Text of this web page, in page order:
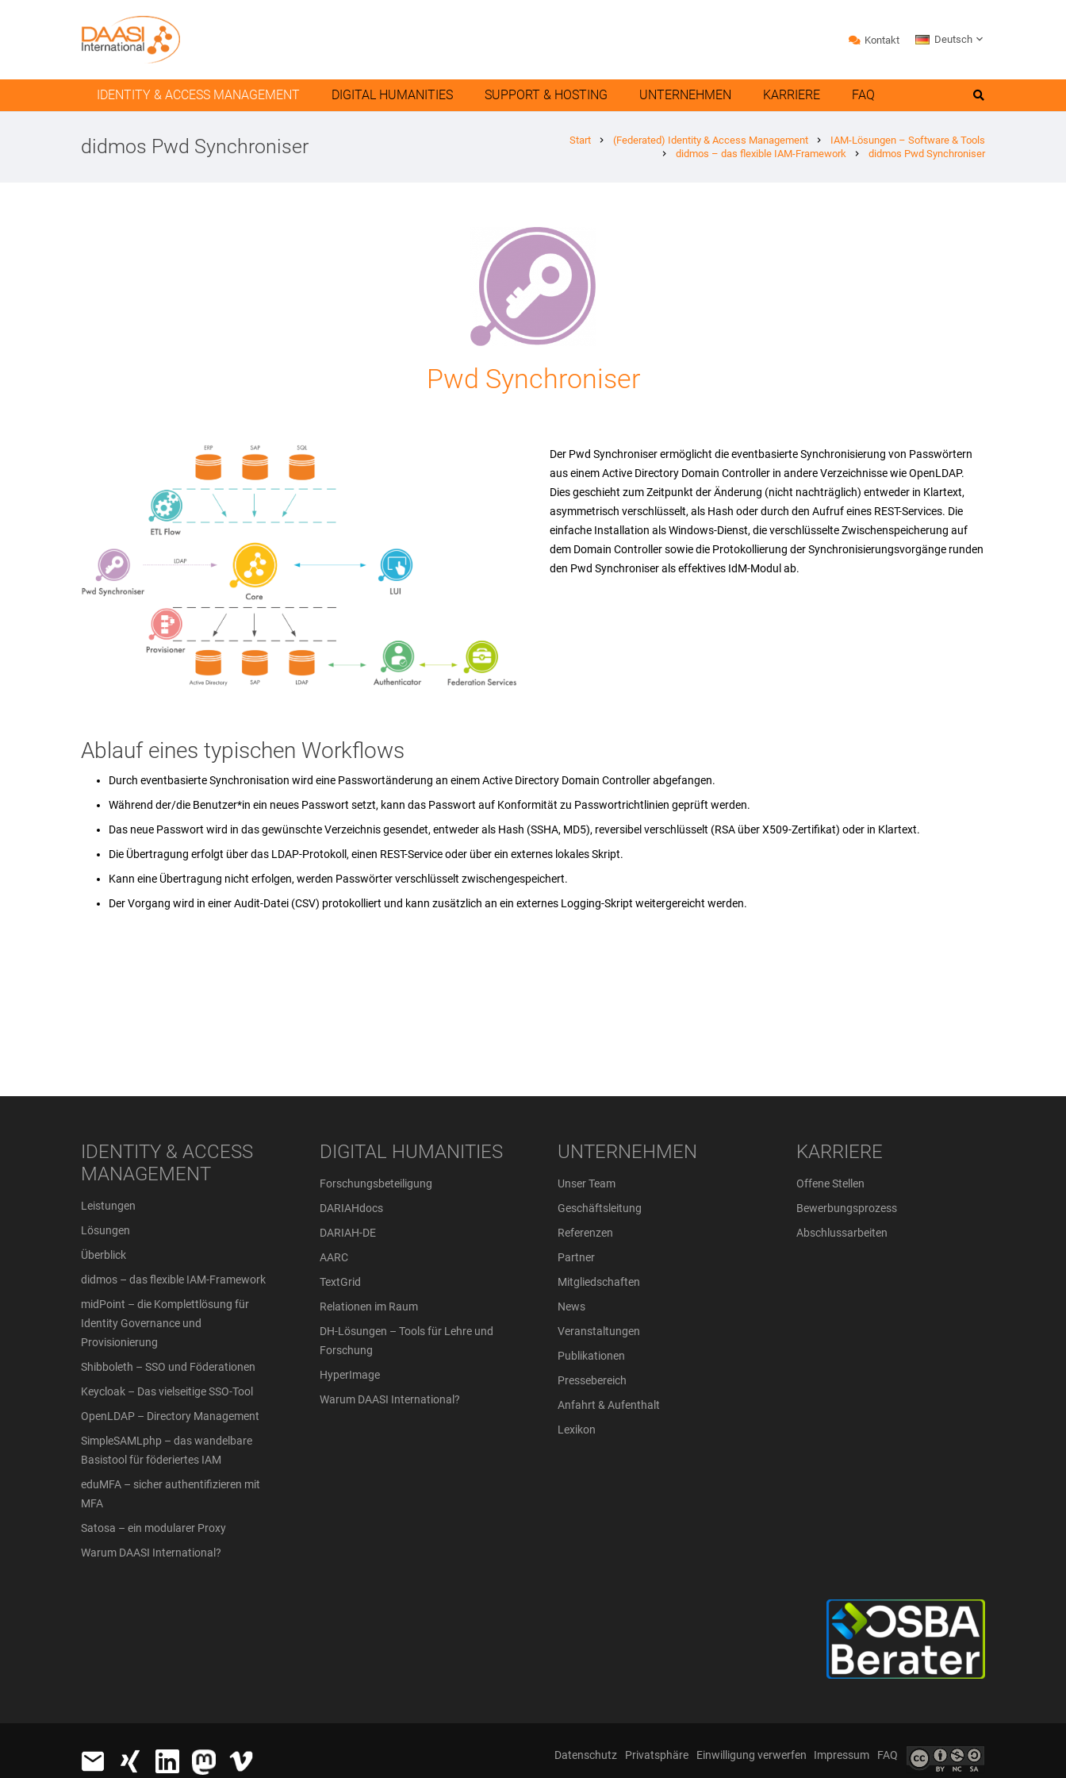
Kontakt Deutsch
IDENTITY & ACCESS MANAGEMENT DIGITAL HUMANITIES SUPPORT & HOSTING UNTERNEHMEN KARRIERE FAQ
didmos Pwd Synchroniser Start chevron_right (Federated) Identity & Access Management chevron_right IAM-Lösungen – Software & Tools
chevron_right didmos – das flexible IAM-Framework chevron_right didmos Pwd Synchroniser
Pwd Synchroniser
Der Pwd Synchroniser ermöglicht die eventbasierte Synchronisierung von Passwörtern
aus einem Active Directory Domain Controller in andere Verzeichnisse wie OpenLDAP.
Dies geschieht zum Zeitpunkt der Änderung (nicht nachträglich) entweder in Klartext,
asymmetrisch verschlüsselt, als Hash oder durch den Aufruf eines REST-Services. Die
einfache Installation als Windows-Dienst, die verschlüsselte Zwischenspeicherung auf
dem Domain Controller sowie die Protokollierung der Synchronisierungsvorgänge runden
den Pwd Synchroniser als effektives IdM-Modul ab.
Ablauf eines typischen Workflows
Durch eventbasierte Synchronisation wird eine Passwortänderung an einem Active Directory Domain Controller abgefangen.
Während der/die Benutzer*in ein neues Passwort setzt, kann das Passwort auf Konformität zu Passwortrichtlinien geprüft werden.
Das neue Passwort wird in das gewünschte Verzeichnis gesendet, entweder als Hash (SSHA, MD5), reversibel verschlüsselt (RSA über X509-Zertifikat) oder in Klartext.
Die Übertragung erfolgt über das LDAP-Protokoll, einen REST-Service oder über ein externes lokales Skript.
Kann eine Übertragung nicht erfolgen, werden Passwörter verschlüsselt zwischengespeichert.
Der Vorgang wird in einer Audit-Datei (CSV) protokolliert und kann zusätzlich an ein externes Logging-Skript weitergereicht werden.
IDENTITY & ACCESS
MANAGEMENT
Leistungen
Lösungen
Überblick
didmos – das flexible IAM-Framework
midPoint – die Komplettlösung für
Identity Governance und
Provisionierung
Shibboleth – SSO und Föderationen
Keycloak – Das vielseitige SSO-Tool
OpenLDAP – Directory Management
SimpleSAMLphp – das wandelbare
Basistool für föderiertes IAM
eduMFA – sicher authentifizieren mit
MFA
Satosa – ein modularer Proxy
Warum DAASI International?
DIGITAL HUMANITIES
Forschungsbeteiligung
DARIAHdocs
DARIAH-DE
AARC
TextGrid
Relationen im Raum
DH-Lösungen – Tools für Lehre und
Forschung
HyperImage
Warum DAASI International?
UNTERNEHMEN
Unser Team
Geschäftsleitung
Referenzen
Partner
Mitgliedschaften
News
Veranstaltungen
Publikationen
Pressebereich
Anfahrt & Aufenthalt
Lexikon
KARRIERE
Offene Stellen
Bewerbungsprozess
Abschlussarbeiten
Datenschutz Privatsphäre Einwilligung verwerfen Impressum FAQ